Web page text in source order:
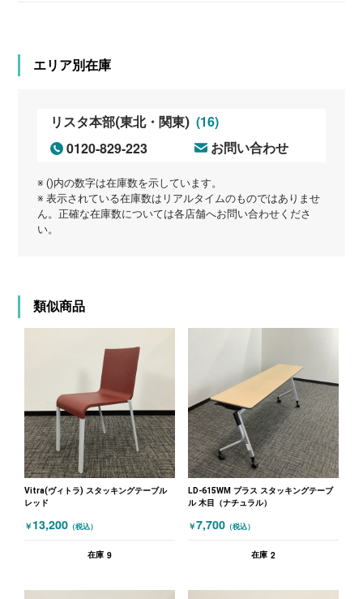
エリア別在庫
リスタ本部(東北・関東) (16)
0120-829-223
お問い合わせ
※ ()内の数字は在庫数を示しています。
※ 表示されている在庫数はリアルタイムのものではありませ
ん。正確な在庫数については各店舗へお問い合わせくださ
い。
類似商品
Vitra(ヴィトラ) スタッキングテーブル
レッド
￥ 13,200 （税込）
在庫 9
LD-615WM プラス スタッキングテーブ
ル 木目（ナチュラル）
￥7,700 （税込）
在庫 2